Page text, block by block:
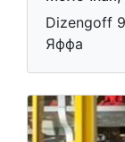
Dizengoff
Яффа